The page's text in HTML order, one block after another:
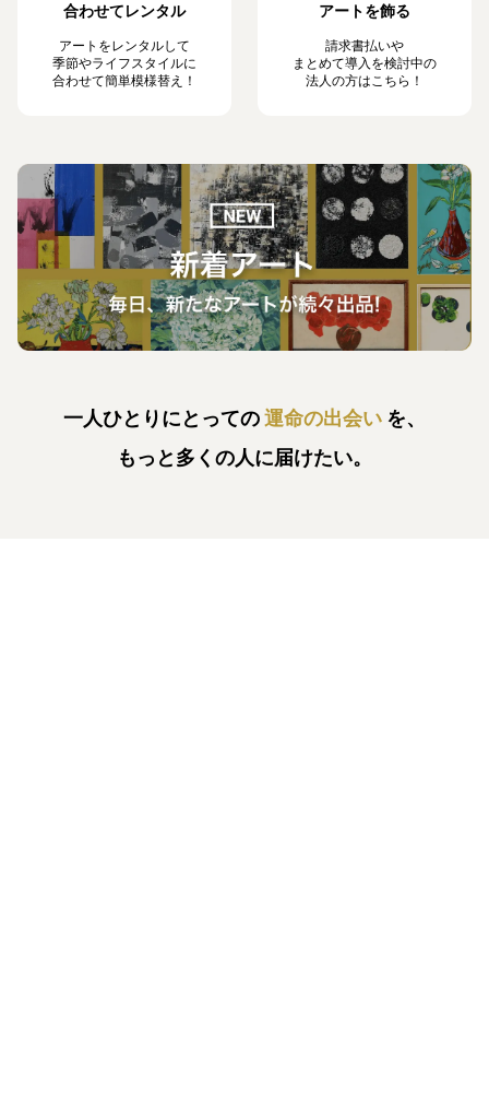
合わせてレンタル
アートをレンタルして
季節やライフスタイルに
合わせて簡単模様替え！
アートを飾る
請求書払いや
まとめて導入を検討中の
法人の方はこちら！
一人ひとりにとっての運命の出会い を、
もっと多くの人に届けたい。